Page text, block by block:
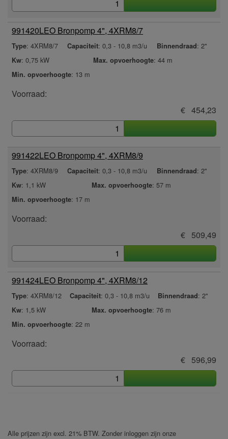
991420LEO Bronpomp 4", 4XRM8/7
Voorraad:
Type: 4XRM8/7 Capaciteit: 0,3 - 10,8 m3/u Binnendraad: 2"
Kw: 0,75 kW Max. opvoerhoogte: 44 m
Min. opvoerhoogte: 13 m
€ 454,23
991422LEO Bronpomp 4", 4XRM8/9
Voorraad:
Type: 4XRM8/9 Capaciteit: 0,3 - 10,8 m3/u Binnendraad: 2"
Kw: 1,1 kW Max. opvoerhoogte: 57 m
Min. opvoerhoogte: 17 m
€ 509,49
991424LEO Bronpomp 4", 4XRM8/12
Voorraad:
Type: 4XRM8/12 Capaciteit: 0,3 - 10,8 m3/u Binnendraad: 2"
Kw: 1,5 kW Max. opvoerhoogte: 76 m
Min. opvoerhoogte: 22 m
€ 596,99
Alle prijzen zijn excl. 21% BTW. Zonder inloggen zijn onze